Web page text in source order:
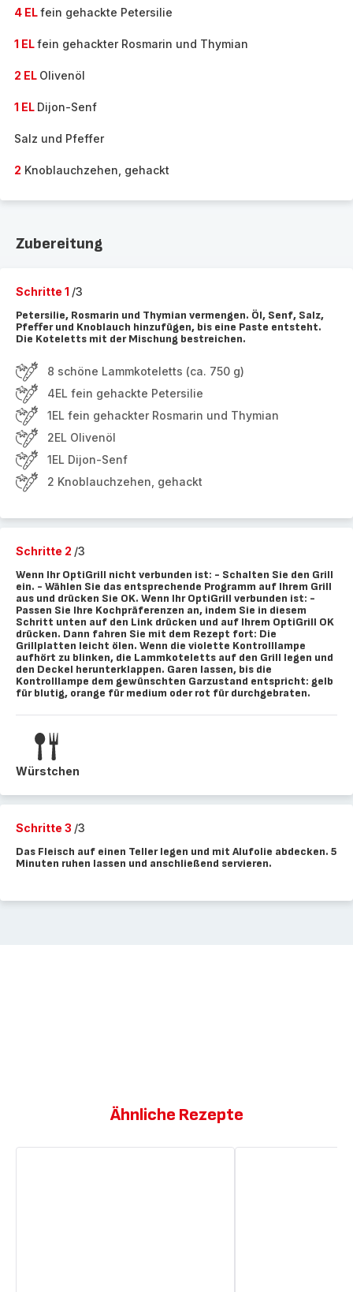
4 ELfein gehackte Petersilie
1 ELfein gehackter Rosmarin und Thymian
2 EL Olivenöl
1 EL Dijon-Senf
Salz und Pfeffer
2 Knoblauchzehen, gehackt
Zubereitung
Schritte 1 /3
Petersilie, Rosmarin und Thymian vermengen. Öl, Senf, Salz,
Pfeffer und Knoblauch hinzufügen, bis eine Paste entsteht.
Die Koteletts mit der Mischung bestreichen.
8 schöne Lammkoteletts (ca. 750 g)
4EL fein gehackte Petersilie
1EL fein gehackter Rosmarin und Thymian
2EL Olivenöl
1EL Dijon-Senf
2 Knoblauchzehen, gehackt
Schritte 2 /3
Wenn Ihr OptiGrill nicht verbunden ist: - Schalten Sie den Grill
ein. - Wählen Sie das entsprechende Programm auf Ihrem Grill
aus und drücken Sie OK. Wenn Ihr OptiGrill verbunden ist: -
Passen Sie Ihre Kochpräferenzen an, indem Sie in diesem
Schritt unten auf den Link drücken und auf Ihrem OptiGrill OK
drücken. Dann fahren Sie mit dem Rezept fort: Die
Grillplatten leicht ölen. Wenn die violette Kontrolllampe
aufhört zu blinken, die Lammkoteletts auf den Grill legen und
den Deckel herunterklappen. Garen lassen, bis die
Kontrolllampe dem gewünschten Garzustand entspricht: gelb
für blutig, orange für medium oder rot für durchgebraten.
Würstchen
Schritte 3 /3
Das Fleisch auf einen Teller legen und mit Alufolie abdecken. 5
Minuten ruhen lassen und anschließend servieren.
Ähnliche Rezepte